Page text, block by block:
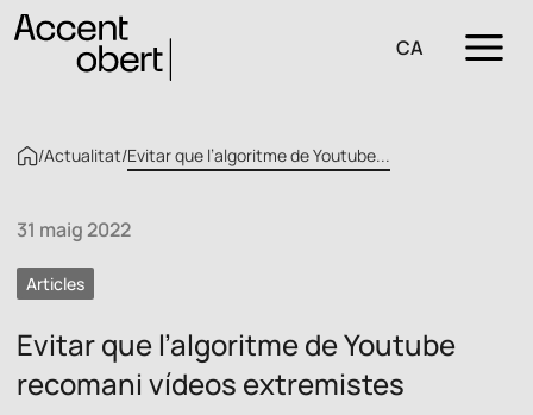
CA
/Actualitat/Evitar que l’algoritme de Youtube...
31 maig 2022
Articles
Evitar que l’algoritme de Youtube
recomani vídeos extremistes